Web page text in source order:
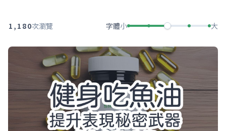
1
3
4
8
, 1
3
8
80
2
6
7
次瀏覽 字體小 大